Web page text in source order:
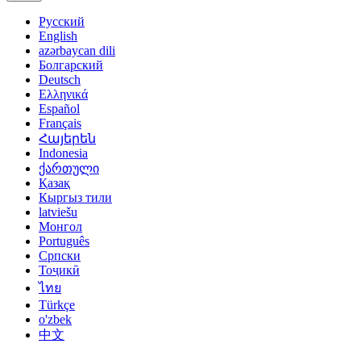
Русский
English
azərbaycan dili
Болгарский
Deutsch
Ελληνικά
Español
Français
Հայերեն
Indonesia
ქართული
Қазақ
Кыргыз тили
latviešu
Монгол
Português
Српски
Тоҷикӣ
ไทย
Türkçe
o'zbek
中文